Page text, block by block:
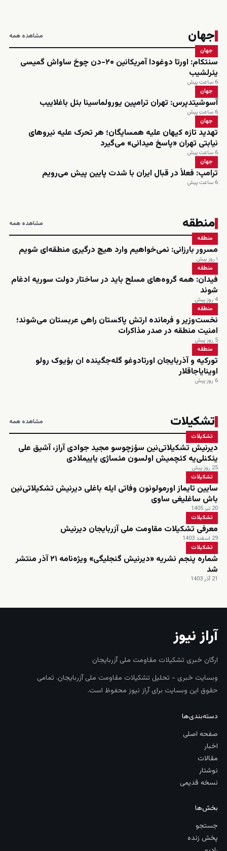
جهان مشاهده همه
جهان
سنتکام: اورتا دوغودا آمریکانین ۲۰-دن چوخ ساواش گمیسی
یئرلشیب
6 ساعت پیش
جهان
آسوشیتدپرس: تهران ترامپین یورولماسینا بئل باغلاییب
6 ساعت پیش
جهان
تهدید تازه کیهان علیه همسایگان؛ هر تحرک علیه نیروهای
نیابتی تهران «پاسخ میدانی» می‌گیرد
6 ساعت پیش
جهان
ترامپ: فعلاً در قبال ایران با شدت پایین پیش می‌رویم
6 ساعت پیش
منطقه مشاهده همه
منطقه
مسرور بارزانی: نمی‌خواهیم وارد هیچ درگیری منطقه‌ای شویم
۱ روز پیش
منطقه
فیدان: همه گروه‌های مسلح باید در ساختار دولت سوریه ادغام
شوند
4 روز پیش
منطقه
نخست‌وزیر و فرمانده ارتش پاکستان راهی عربستان می‌شوند؛
امنیت منطقه در صدر مذاکرات
5 روز پیش
منطقه
تورکیه و آذربایجان اورتادوغو گله‌جگینده ان بؤیوک رولو
اوینایاجاقلار
6 روز پیش
تشکیلات مشاهده همه
تشکیلات
دیرنیش تشکیلاتی‌نین سؤزچوسو مجید جوادی آراز، آشیق علی
یئکنلی‌یه کئچمیش اولسون مئساژی یاییملادی
25 روز پیش
تشکیلات
سایین تایماز اورمولونون وفاتی ایله باغلی دیرنیش تشکیلاتی‌نین
باش ساغلیغی ساوی
20 تیر 1405
تشکیلات
معرفی تشکیلات مقاومت ملی آزربایجان دیرنیش
29 اسفند 1403
تشکیلات
شماره پنجم نشریه «دیرنیش گنجلیگی» ویژه‌نامه ۲۱ آذر منتشر
شد
21 آذر 1403
آراز نیوز
ارگان خبری تشکیلات مقاومت ملی آزربایجان
وبسایت خبری - تحلیل تشکیلات مقاومت ملی آزربایجان. تمامی
حقوق این وبسایت برای آراز نیوز محفوظ است.
دسته‌بندی‌ها
صفحه اصلی
اخبار
مقالات
نوشتار
نسخه قدیمی
بخش‌ها
جستجو
پخش زنده